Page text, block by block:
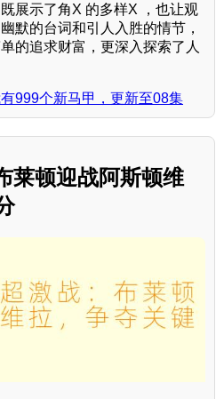
展示了角X 的多样X ，也让观
默的台词和引人入胜的情节，
的追求财富，更深入探索了人
999个新马甲，更新至08集
莱顿迎战阿斯顿维